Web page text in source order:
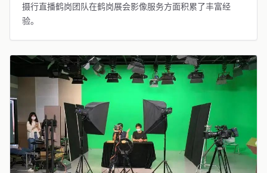
摄行直播鹤岗团队在鹤岗展会影像服务方面积累了丰富经
验。